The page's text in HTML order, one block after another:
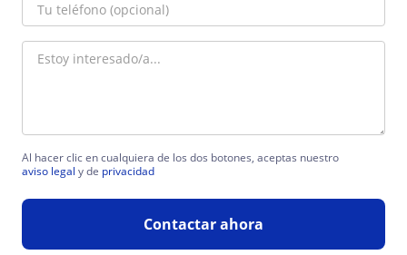
Al hacer clic en cualquiera de los dos botones, aceptas nuestro
aviso legal y de privacidad
Contactar ahora